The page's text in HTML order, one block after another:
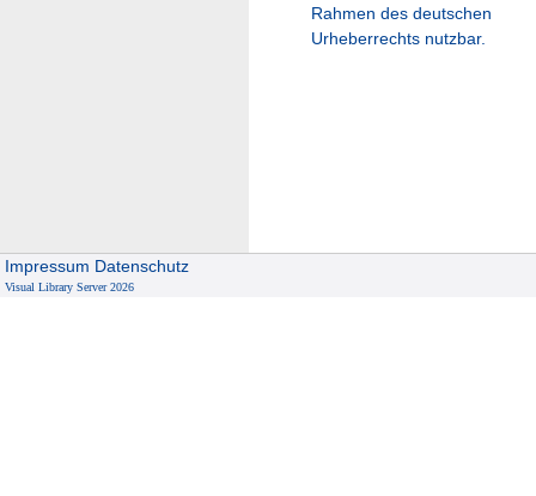
Rahmen des deutschen
Urheberrechts nutzbar.
Impressum Datenschutz
Visual Library Server 2026